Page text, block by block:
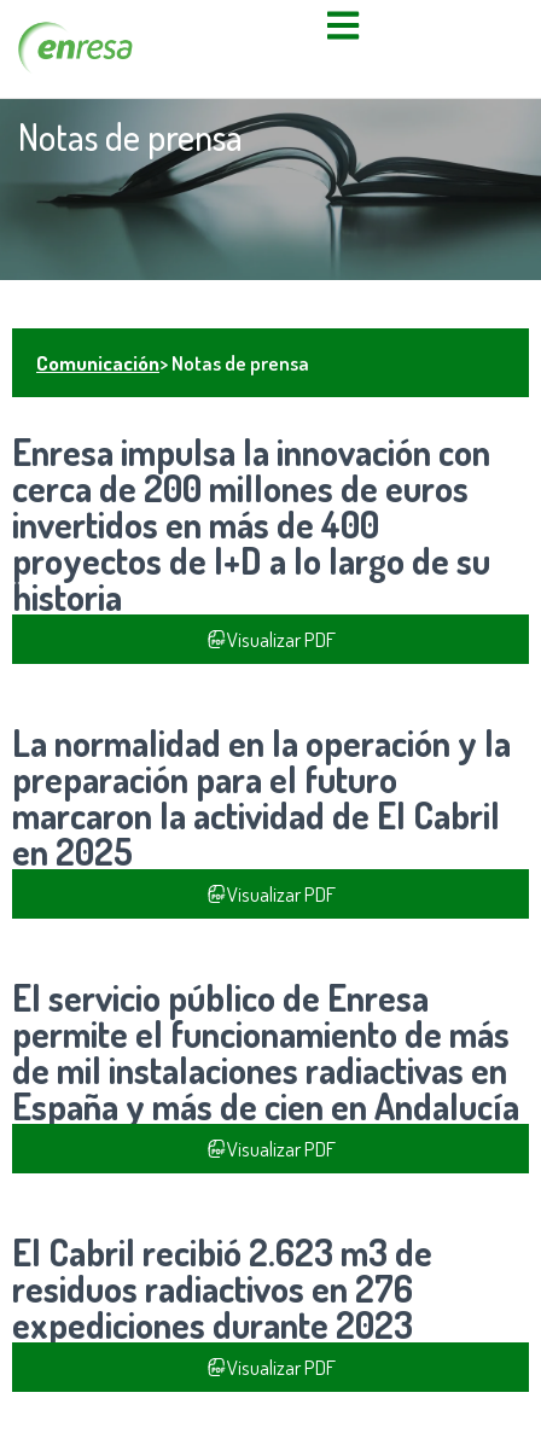
Notas de prensa
Comunicación> Notas de prensa
Enresa impulsa la innovación con
cerca de 200 millones de euros
invertidos en más de 400
proyectos de I+D a lo largo de su
historia
Visualizar PDF
La normalidad en la operación y la
preparación para el futuro
marcaron la actividad de El Cabril
en 2025
Visualizar PDF
El servicio público de Enresa
permite el funcionamiento de más
de mil instalaciones radiactivas en
España y más de cien en Andalucía
Visualizar PDF
El Cabril recibió 2.623 m3 de
residuos radiactivos en 276
expediciones durante 2023
Visualizar PDF